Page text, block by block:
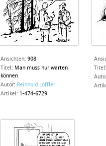
Ansichten: 908
Titel : Man muss nur warten
können
Autor: Reinhold Löffler
Artikel : 1-474-6729
Titel